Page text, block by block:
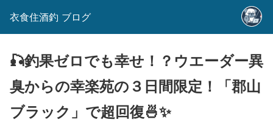
衣食住酒釣 ブログ
🎣釣果ゼロでも幸せ！？ウエーダー異
臭からの幸楽苑の３日間限定！「郡山
ブラック」で超回復🍜✨